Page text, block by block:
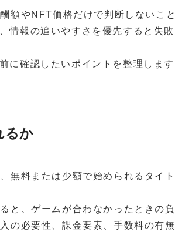
額やNFT価格だけで判断しないこ
情報の追いやすさを優先すると失敗
に確認したいポイントを整理します
るか
無料または少額で始められるタイト
と、ゲームが合わなかったときの
の必要性、課金要素、手数料の有